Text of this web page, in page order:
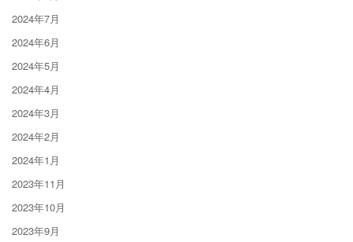
2024年7月
2024年6月
2024年5月
2024年4月
2024年3月
2024年2月
2024年1月
2023年11月
2023年10月
2023年9月